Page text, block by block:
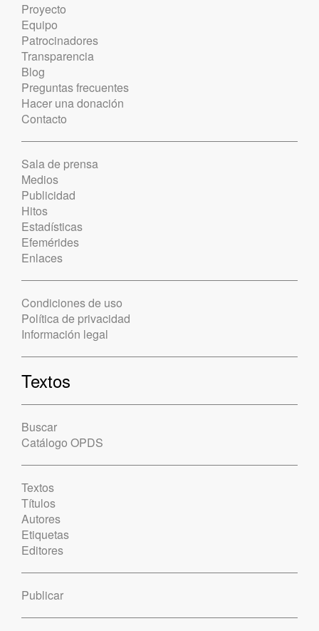
Proyecto
Equipo
Patrocinadores
Transparencia
Blog
Preguntas frecuentes
Hacer una donación
Contacto
Sala de prensa
Medios
Publicidad
Hitos
Estadísticas
Efemérides
Enlaces
Condiciones de uso
Política de privacidad
Información legal
Textos
Buscar
Catálogo OPDS
Textos
Títulos
Autores
Etiquetas
Editores
Publicar